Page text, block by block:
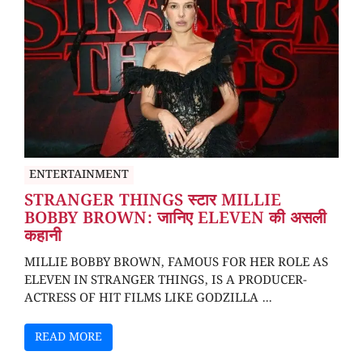
ENTERTAINMENT
STRANGER THINGS स्टार MILLIE
BOBBY BROWN: जानिए ELEVEN की असली
कहानी
MILLIE BOBBY BROWN, FAMOUS FOR HER ROLE AS
ELEVEN IN STRANGER THINGS, IS A PRODUCER-
ACTRESS OF HIT FILMS LIKE GODZILLA ...
READ MORE